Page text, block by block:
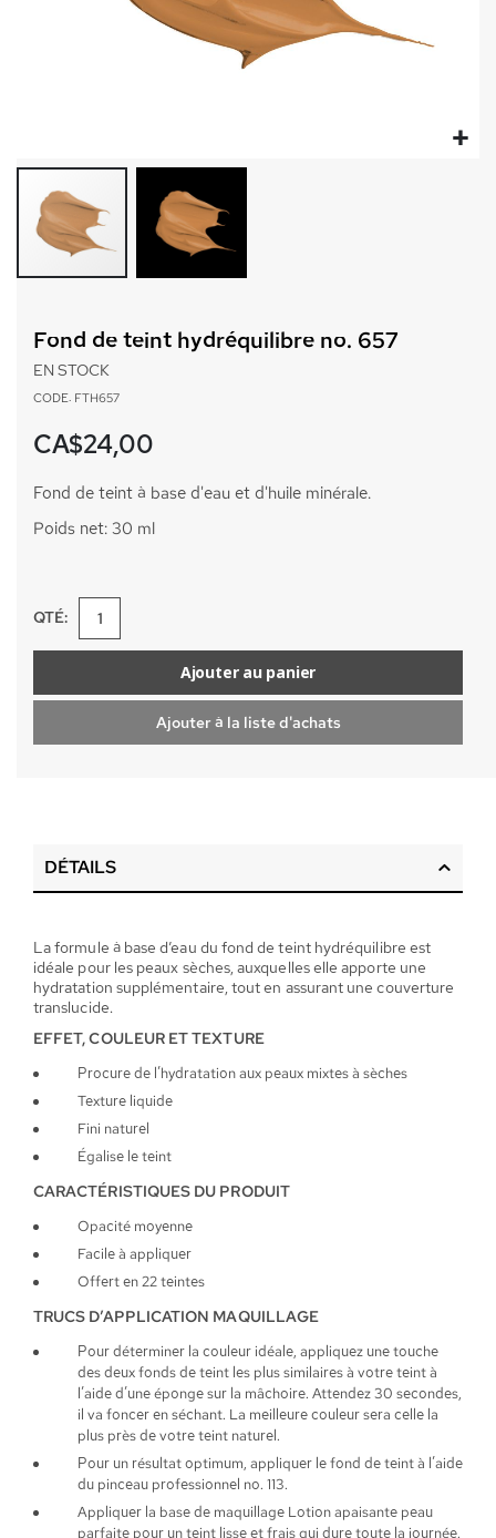
début
d’images
Fond de teint hydréquilibre no. 657
EN STOCK
CODE: FTH657
CA$24,00
Fond de teint à base d'eau et d'huile minérale.
Poids net: 30 ml
QTÉ:
Ajouter au panier
Ajouter à la liste d'achats
DÉTAILS
La formule à base d’eau du fond de teint hydréquilibre est
idéale pour les peaux sèches, auxquelles elle apporte une
hydratation supplémentaire, tout en assurant une couverture
translucide.
EFFET, COULEUR ET TEXTURE
Procure de l’hydratation aux peaux mixtes à sèches
Texture liquide
Fini naturel
Égalise le teint
CARACTÉRISTIQUES DU PRODUIT
Opacité moyenne
Facile à appliquer
Offert en 22 teintes
TRUCS D’APPLICATION MAQUILLAGE
Pour déterminer la couleur idéale, appliquez une touche
des deux fonds de teint les plus similaires à votre teint à
l’aide d’une éponge sur la mâchoire. Attendez 30 secondes,
il va foncer en séchant. La meilleure couleur sera celle la
plus près de votre teint naturel.
Pour un résultat optimum, appliquer le fond de teint à l’aide
du pinceau professionnel no. 113.
Appliquer la base de maquillage Lotion apaisante peau
parfaite pour un teint lisse et frais qui dure toute la journée.